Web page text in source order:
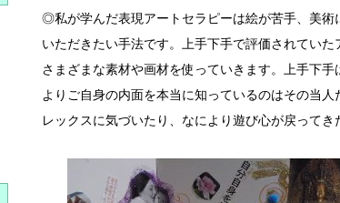
◎私が学んだ表現アートセラピーは絵が苦手、美
いただきたい手法です。上手下手で評価されてい
さまざまな素材や画材を使っていきます。上手下
よりご自身の内面を本当に知っているのはその当
レックスに気づいたり、なにより遊び心が戻ってき